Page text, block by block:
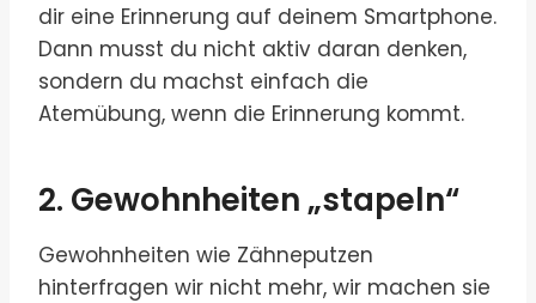
dir eine Erinnerung auf deinem Smartphone.
Dann musst du nicht aktiv daran denken,
sondern du machst einfach die
Atemübung, wenn die Erinnerung kommt.
2. Gewohnheiten „stapeln“
Gewohnheiten wie Zähneputzen
hinterfragen wir nicht mehr, wir machen sie